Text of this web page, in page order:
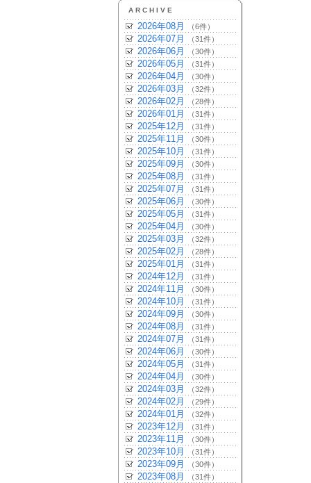
ARCHIVE
2026年08月 （6件）
2026年07月 （31件）
2026年06月 （30件）
2026年05月 （31件）
2026年04月 （30件）
2026年03月 （32件）
2026年02月 （28件）
2026年01月 （31件）
2025年12月 （31件）
2025年11月 （30件）
2025年10月 （31件）
2025年09月 （30件）
2025年08月 （31件）
2025年07月 （31件）
2025年06月 （30件）
2025年05月 （31件）
2025年04月 （30件）
2025年03月 （32件）
2025年02月 （28件）
2025年01月 （31件）
2024年12月 （31件）
2024年11月 （30件）
2024年10月 （31件）
2024年09月 （30件）
2024年08月 （31件）
2024年07月 （31件）
2024年06月 （30件）
2024年05月 （31件）
2024年04月 （30件）
2024年03月 （32件）
2024年02月 （29件）
2024年01月 （32件）
2023年12月 （31件）
2023年11月 （30件）
2023年10月 （31件）
2023年09月 （30件）
2023年08月 （31件）